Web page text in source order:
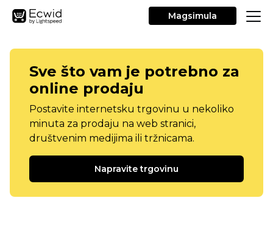
Magsimula
Sve što vam je potrebno za
online prodaju
Postavite internetsku trgovinu u nekoliko
minuta za prodaju na web stranici,
društvenim medijima ili tržnicama.
Napravite trgovinu